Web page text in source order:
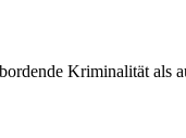
Kriminalität als